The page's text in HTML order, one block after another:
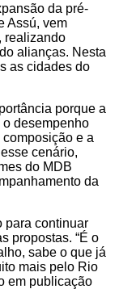
da pré-
Assú, vem
realizando
alianças. Nesta
as cidades do
porque a
desempenho
e a
cenário,
do MDB
da
para continuar
propostas. “É o
sabe o que já
mais pelo Rio
em publicação